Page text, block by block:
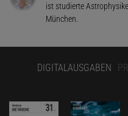
ist studierte
München.
DIGITALAUSGABEN